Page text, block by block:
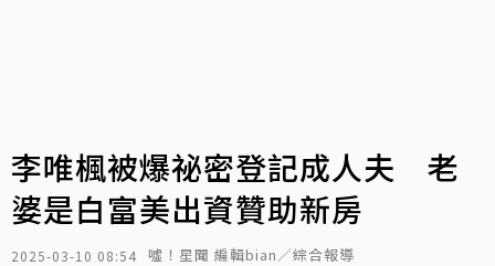
李唯楓被爆祕密登記成人夫 老
婆是白富美出資贊助新房
2025-03-10 08:54 噓！星聞 編輯bian／綜合報導